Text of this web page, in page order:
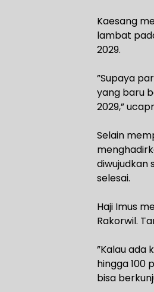
‎Kaesang
lambat
2029.
‎”Supaya
yang baru
2029,”
‎Selain
diwujudkan
selesai.
‎Haji Imus
Rakorwil.
‎”Kalau ada
hingga 100
bisa